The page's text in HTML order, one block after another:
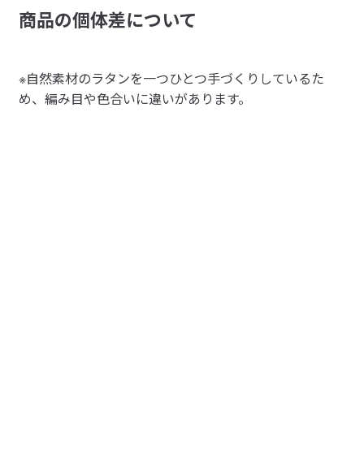
商品の個体差について
※自然素材のラタンを一つひとつ手づくりしているた
め、編み目や色合いに違いがあります。